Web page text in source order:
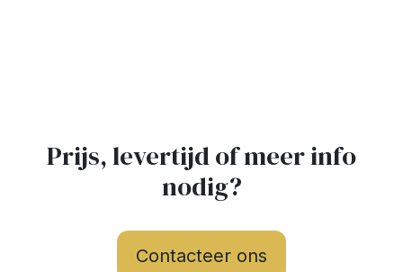
Prijs, levertijd of meer info
nodig?
Contacteer ons